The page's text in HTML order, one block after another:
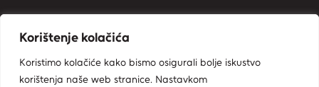
Kontakt informacije
Zavod za zaštitu okoliša i prirode
Korištenje kolačića
Koristimo kolačiće kako bismo osigurali bolje iskustvo
korištenja naše web stranice. Nastavkom